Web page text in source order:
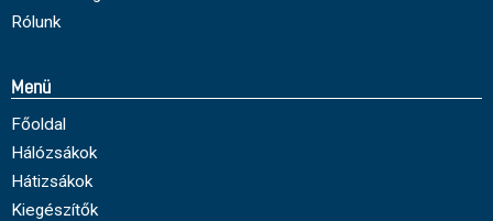
Rólunk
Menü
Főoldal
Hálózsákok
Hátizsákok
Kiegészítők